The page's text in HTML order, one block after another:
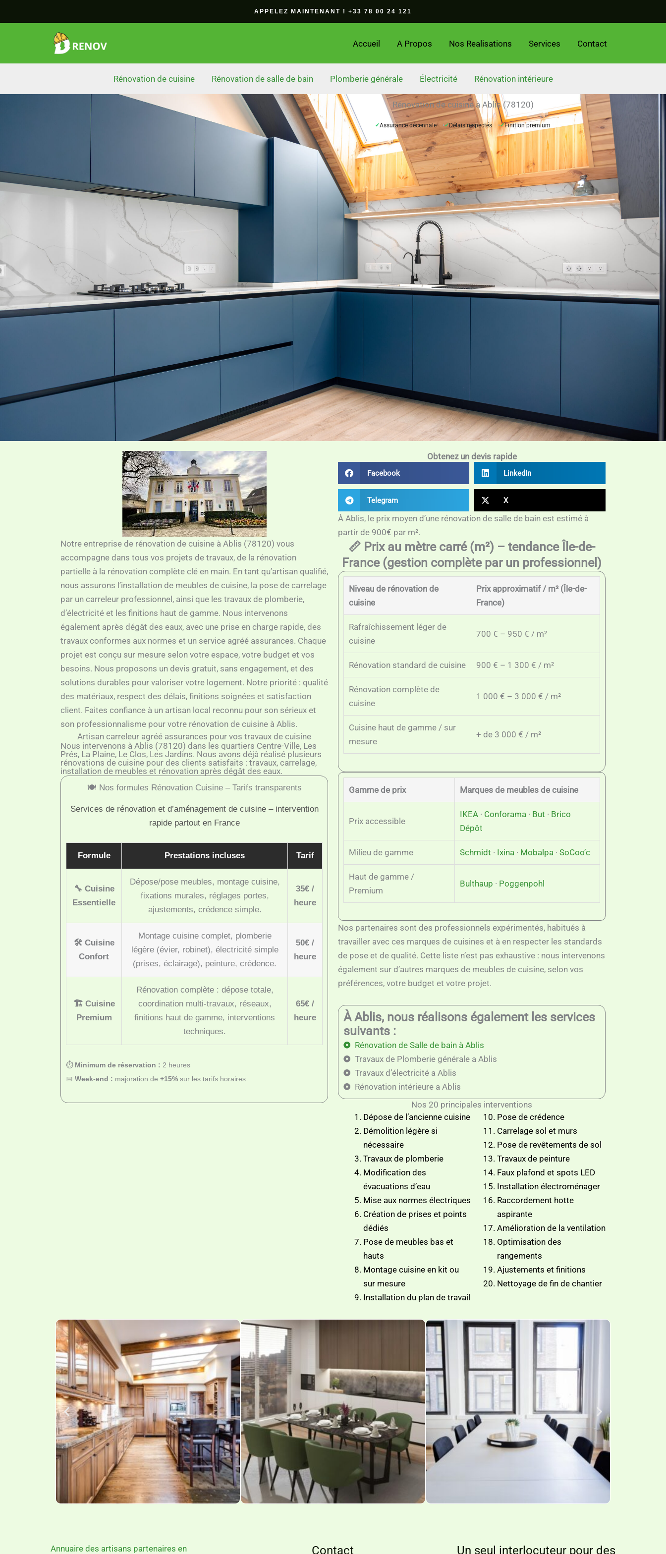
au
APPELEZ MAINTENANT ! +33 78 00 24 121
Accueil A Propos Nos Realisations Services Contact
Rénovation de cuisine Rénovation de salle de bain Plomberie générale Électricité Rénovation intérieure
Rénovation de cuisine à Ablis (78120)
✔Assurance décennale ✔ Délais respectés ✔Finition premium
Obtenez un devis rapide
Facebook LinkedIn
Telegram X
À Ablis, le prix moyen d’une rénovation de salle de bain est estimé à
partir de 900€ par m².
📏 Prix au mètre carré (m²) – tendance Île-de-
France (gestion complète par un professionnel)
Niveau de rénovation de
cuisine
Prix approximatif / m² (Île-de-
France)
Rafraîchissement léger de
cuisine
700 € – 950 € / m²
Rénovation standard de cuisine 900 € – 1 300 € / m²
Rénovation complète de
cuisine
1 000 € – 3 000 € / m²
Cuisine haut de gamme / sur
mesure
+ de 3 000 € / m²
Gamme de prix Marques de meubles de cuisine
Prix accessible
IKEA · Conforama · But · Brico
Dépôt
Milieu de gamme Schmidt · Ixina · Mobalpa · SoCoo’c
Haut de gamme /
Premium
Bulthaup · Poggenpohl
Nos partenaires sont des professionnels expérimentés, habitués à
travailler avec ces marques de cuisines et à en respecter les standards
de pose et de qualité. Cette liste n’est pas exhaustive : nous intervenons
également sur d’autres marques de meubles de cuisine, selon vos
préférences, votre budget et votre projet.
À Ablis, nous réalisons également les services
suivants :
Rénovation de Salle de bain à Ablis
Travaux de Plomberie générale a Ablis
Travaux d’électricité a Ablis
Rénovation intérieure a Ablis
Nos 20 principales interventions
Dépose de l’ancienne cuisine
Démolition légère si
nécessaire
Travaux de plomberie
Modification des
évacuations d’eau
Mise aux normes électriques
Création de prises et points
dédiés
Pose de meubles bas et
hauts
Montage cuisine en kit ou
sur mesure
Installation du plan de travail
Pose de crédence
Carrelage sol et murs
Pose de revêtements de sol
Travaux de peinture
Faux plafond et spots LED
Installation électroménager
Raccordement hotte
aspirante
Amélioration de la ventilation
Optimisation des
rangements
Ajustements et finitions
Nettoyage de fin de chantier
Notre entreprise de rénovation de cuisine à Ablis (78120) vous
accompagne dans tous vos projets de travaux, de la rénovation
partielle à la rénovation complète clé en main. En tant qu’artisan qualifié,
nous assurons l’installation de meubles de cuisine, la pose de carrelage
par un carreleur professionnel, ainsi que les travaux de plomberie,
d’électricité et les finitions haut de gamme. Nous intervenons
également après dégât des eaux, avec une prise en charge rapide, des
travaux conformes aux normes et un service agréé assurances. Chaque
projet est conçu sur mesure selon votre espace, votre budget et vos
besoins. Nous proposons un devis gratuit, sans engagement, et des
solutions durables pour valoriser votre logement. Notre priorité : qualité
des matériaux, respect des délais, finitions soignées et satisfaction
client. Faites confiance à un artisan local reconnu pour son sérieux et
son professionnalisme pour votre rénovation de cuisine à Ablis.
Artisan carreleur agréé assurances pour vos travaux de cuisine
Nous intervenons à Ablis (78120) dans les quartiers Centre-Ville, Les
Prés, La Plaine, Le Clos, Les Jardins. Nous avons déjà réalisé plusieurs
rénovations de cuisine pour des clients satisfaits : travaux, carrelage,
installation de meubles et rénovation après dégât des eaux.
🍽️ Nos formules Rénovation Cuisine – Tarifs transparents
Services de rénovation et d’aménagement de cuisine – intervention
rapide partout en France
Formule Prestations incluses Tarif
🔧 Cuisine
Essentielle
Dépose/pose meubles, montage cuisine,
fixations murales, réglages portes,
ajustements, crédence simple.
35€ /
heure
🛠️ Cuisine
Confort
Montage cuisine complet, plomberie
légère (évier, robinet), électricité simple
(prises, éclairage), peinture, crédence.
50€ /
heure
🏗️ Cuisine
Premium
Rénovation complète : dépose totale,
coordination multi-travaux, réseaux,
finitions haut de gamme, interventions
techniques.
65€ /
heure
⏱️ Minimum de réservation : 2 heures
📅 Week-end : majoration de +15% sur les tarifs horaires
Annuaire des artisans partenaires en Contact Un seul interlocuteur pour des